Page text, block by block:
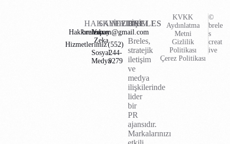
BRELES
Breles,
stratejik
iletişim
ve
medya
ilişkilerinde
lider
bir
PR
ajansıdır.
Markalarınızı
HAKKIMIZDA
Hakkımızda
Hizmetlerimiz
SAYFALAR
Yapay
Zeka
Sosyal
Medya
İLETİŞİM
brelescom@gmail.com
(552)
244-
9279
©
brele
s
creat
ive
KVKK
Aydınlatma
Metni
Gizlilik
Politikası
Çerez Politikası